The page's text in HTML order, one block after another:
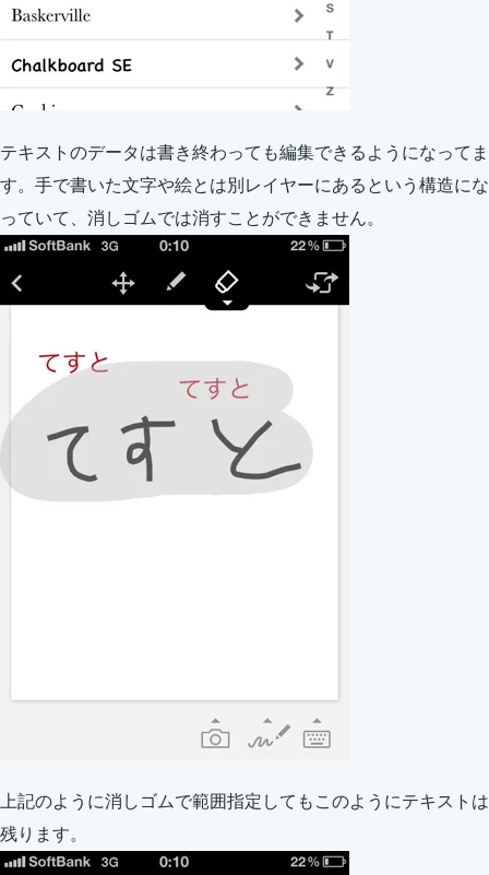
テキストのデータは書き終わっても編集できるようになってま
す。手で書いた文字や絵とは別レイヤーにあるという構造にな
っていて、消しゴムでは消すことができません。
上記のように消しゴムで範囲指定してもこのようにテキストは
残ります。